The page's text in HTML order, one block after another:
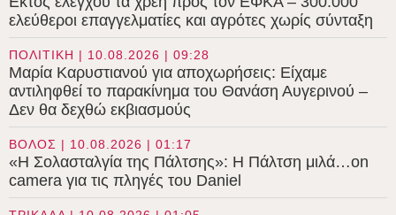
ελεύθεροι επαγγελματίες και αγρότες χωρίς σύνταξη
ΠΟΛΙΤΙΚΗ | 10.08.2026 | 09:28
Μαρία Καρυστιανού για αποχωρήσεις: Είχαμε
αντιληφθεί το παρακίνημα του Θανάση Αυγερινού –
Δεν θα δεχθώ εκβιασμούς
ΒΟΛΟΣ | 10.08.2026 | 01:17
«Η Σολασταλγία της Πάλτσης»: Η Πάλτση μιλά…on
camera για τις πληγές του Daniel